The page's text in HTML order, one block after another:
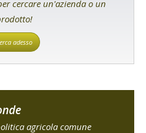
cercare un'azienda o un
adesso
agricola comune